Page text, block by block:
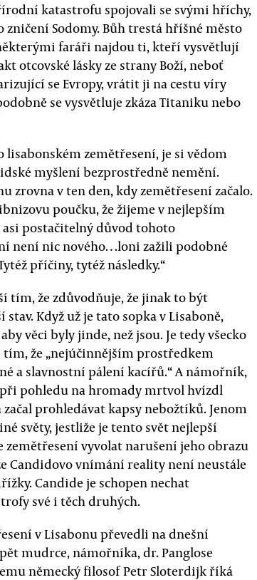
katastrofu spojovali se svými hříchy,
Sodomy. Bůh trestá hříšné město
faráři najdou ti, kteří vysvětlují
otcovské lásky ze strany Boží, neboť
se Evropy, vrátit ji na cestu víry
se vysvětluje zkáza Titaniku nebo
lisabonském zemětřesení, je si vědom
myšlení bezprostředně nemění.
zrovna v ten den, kdy zemětřesení začalo.
poučku, že žijeme v nejlepším
asi postačitelný důvod tohoto
není nic nového…loni zažili podobné
příčiny, tytéž následky.“
tím, že zdůvodňuje, že jinak to být
Když už je tato sopka v Lisaboně,
věci byly jinde, než jsou. Je tedy všecko
že „nejúčinnějším prostředkem
a slavnostní pálení kacířů.“ A námořník,
pohledu na hromady mrtvol hvízdl
začal prohledávat kapsy nebožtíků. Jenom
světy, jestliže je tento svět nejlepší
zemětřesení vyvolat narušení jeho obrazu
Candidovo vnímání reality není neustále
Candide je schopen nechat
své i těch druhých.
v Lisabonu převedli na dnešní
mudrce, námořníka, dr. Panglose
německý filosof Petr Sloterdijk říká